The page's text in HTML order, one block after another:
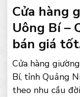
Cửa hàng
Uông Bí –
bán giá
Cửa hàng
Bí, tỉnh Quảng
theo nhu cầu